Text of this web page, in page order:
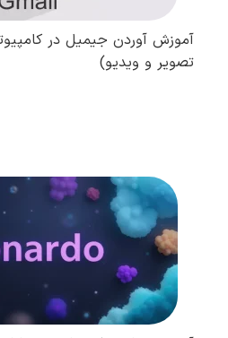
آموزش آوردن جیمیل در
تصویر و ویدیو)